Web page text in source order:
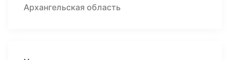
Архангельская область